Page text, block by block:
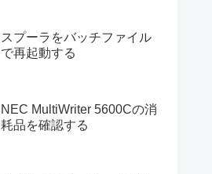
スプーラをバッチファイル
で再起動する
NEC MultiWriter 5600Cの消
耗品を確認する